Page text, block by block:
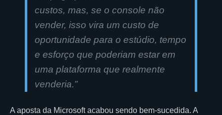
custos, mas, se o console não
vender, isso vira um custo de
oportunidade para o estúdio, tempo
e esforço que poderiam estar em
uma plataforma que realmente
venderia.”
A aposta da Microsoft acabou sendo bem-sucedida. A